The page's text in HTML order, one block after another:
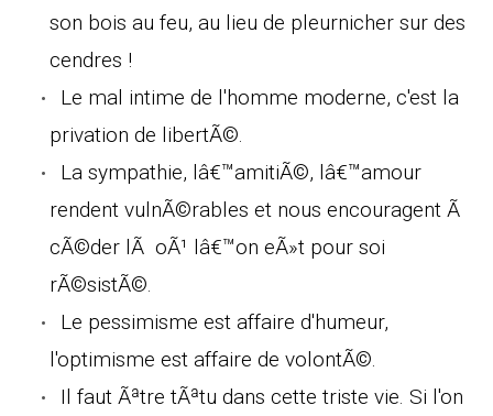
son bois au feu, au lieu de pleurnicher sur des
cendres !
Le mal intime de l'homme moderne, c'est la
privation de libertÃ©.
La sympathie, lâ€™amitiÃ©, lâ€™amour
rendent vulnÃ©rables et nous encouragent Ã
cÃ©der lÃ oÃ¹ lâ€™on eÃ»t pour soi
rÃ©sistÃ©.
Le pessimisme est affaire d'humeur,
l'optimisme est affaire de volontÃ©.
Il faut Ãªtre tÃªtu dans cette triste vie. Si l'on